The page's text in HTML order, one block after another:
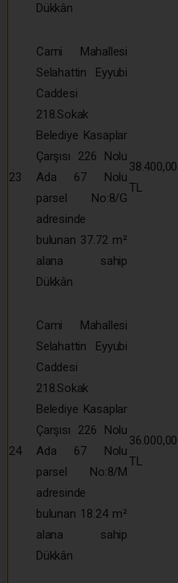
Dükkân
23
Cami Mahallesi
Selahattin Eyyubi
Caddesi
218.Sokak
Belediye Kasaplar
Çarşısı 226 Nolu
Ada 67 Nolu
parsel No:8/G
adresinde
bulunan 37.72 m²
alana sahip
Dükkân
38.400,00
TL
24
Cami Mahallesi
Selahattin Eyyubi
Caddesi
218.Sokak
Belediye Kasaplar
Çarşısı 226 Nolu
Ada 67 Nolu
parsel No:8/M
adresinde
bulunan 18.24 m²
alana sahip
Dükkân
36.000,00
TL